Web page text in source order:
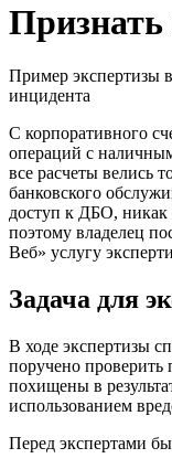
Пример экспертизы
инцидента
С корпоративного
операций с
все расчеты велись
банковского
доступ к ДБО, никак
поэтому владелец
Веб» услугу
Задача для
В ходе экспертизы
поручено проверить
похищены в
использованием
Перед экспертами